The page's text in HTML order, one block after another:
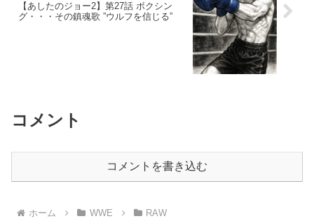
【あしたのジョー2】第27話 ボクシン
グ・・・その鎮魂歌 ”ウルフを信じる”
コメント
コメントを書き込む
ホーム WWE RAW